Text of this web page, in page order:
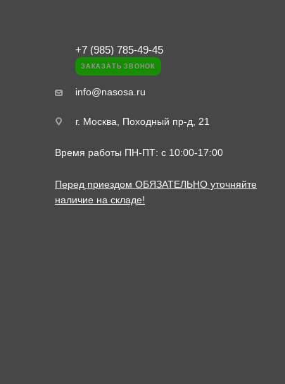
+7 (985) 785-49-45
ЗАКАЗАТЬ ЗВОНОК
info@nasosa.ru
г. Москва, Походный пр-д, 21
Время работы ПН-ПТ: с 10:00-17:00
Перед приездом ОБЯЗАТЕЛЬНО уточняйте
наличие на складе!